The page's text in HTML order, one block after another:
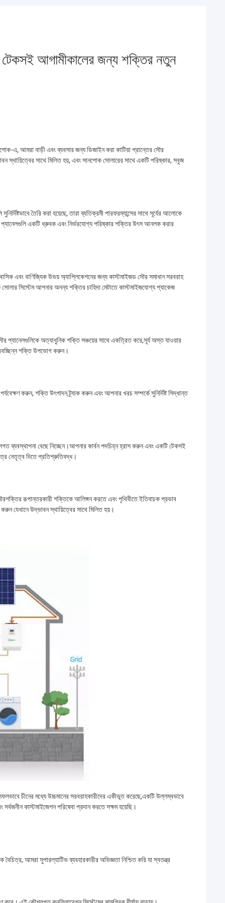
আগামীকালের জন্য শক্তির নতুন
এ, আমরা বাড়ী এবং ব্যবসার জন্য ডিজাইন করা কাটিয়া প্রান্তের সৌর
স্থায়িত্বের সাথে মিলিত হয়, এবং সানপোক সোলারের সাথে একটি পরিষ্কার, সবুজ
তৈরি করা হয়েছে, তারা ব্যতিক্রমী পারফরম্যান্সের সাথে সূর্যের আলোকে
একটি ধ্রুবক এবং নির্ভরযোগ্য পরিষ্কার শক্তির উৎস আনলক করার
এবং বাণিজ্যিক উভয় অ্যাপ্লিকেশনের জন্য কাস্টমাইজড সৌর সমাধান সরবরাহ
সিস্টেম আপনার অনন্য শক্তির চাহিদা মেটাতে কাস্টমাইজযোগ্য প্যাকেজ
প্যানেলগুলিকে অত্যাধুনিক শক্তি সঞ্চয়ের সাথে একত্রিত করে,সূর্য অস্ত যাওয়ার
শক্তি উপভোগ করুন।
করুন, শক্তি উৎপাদন ট্র্যাক করুন এবং আপনার খরচ সম্পর্কে সুনির্দিষ্ট সিদ্ধান্ত
ব্যবস্থাপনা বেছে নিচ্ছেন।আপনার কার্বন পদচিহ্ন হ্রাস করুন এবং একটি টেকসই
নেতৃত্ব দিতে প্রতিশ্রুতিবদ্ধ।
রূপান্তরকারী শক্তিকে আলিঙ্গন করতে এবং পৃথিবীতে ইতিবাচক প্রভাব
যেখানে উদ্ভাবন স্থায়িত্বের সাথে মিলিত হয়।
চীনের মধ্যে উচ্চমানের সরবরাহকারীদের একীভূত করেছে,একটি উল্লম্বভাবে
কাস্টমাইজেশন পরিষেবা প্রদান করতে সক্ষম হয়েছি।
আমরা সুপারল্যাটিভ ব্যবহারকারীর অভিজ্ঞতা নিশ্চিত করি যা স্বতন্ত্র